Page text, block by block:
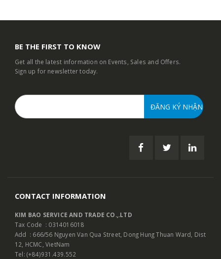
BE THE FIRST TO KNOW
Get all the latest information on Events, Sales and Offers.
Sign up for newsletter today.
CONTACT INFORMATION
KIM BAO SERVICE AND TRADE CO.,.LTD
Tax Code : 0314016018
Add : 666/56 Nguyen Van Qua Street, Dong Hung Thuan Ward, Dist
12, HCMC, VietNam
Tel: (+84)931.439.552